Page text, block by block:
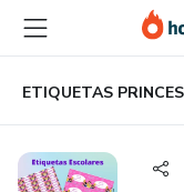
para
conteúdo
principal
para
pagamento
para
rodapé